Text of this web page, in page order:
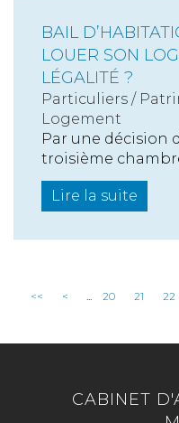
BAIL
LOUER SON
LÉGALITÉ ?
Particuliers /
Logement
Par une décision
troisième
Lire la suite
<< < ... 20 21 22
CABINET